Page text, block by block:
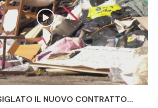
IL NUOVO CONTRATTO...